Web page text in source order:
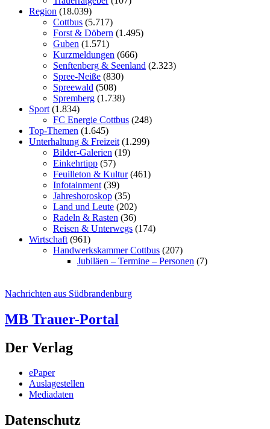
Region (18.039)
Cottbus (5.717)
Forst & Döbern (1.495)
Guben (1.571)
Kurzmeldungen (666)
Senftenberg & Seenland (2.323)
Spree-Neiße (830)
Spreewald (508)
Spremberg (1.738)
Sport (1.834)
FC Energie Cottbus (248)
Top-Themen (1.645)
Unterhaltung & Freizeit (1.299)
Bilder-Galerien (19)
Einkehrtipp (57)
Feuilleton & Kultur(461)
Infotainment (39)
Jahreshoroskop (35)
Land und Leute (202)
Radeln & Rasten (36)
Reisen & Unterwegs (174)
Wirtschaft (961)
Handwerkskammer Cottbus (207)
Jubiläen – Termine – Personen (7)
Nachrichten aus Südbrandenburg
MB Trauer-Portal
Der Verlag
ePaper
Auslagestellen
Mediadaten
Datenschutz